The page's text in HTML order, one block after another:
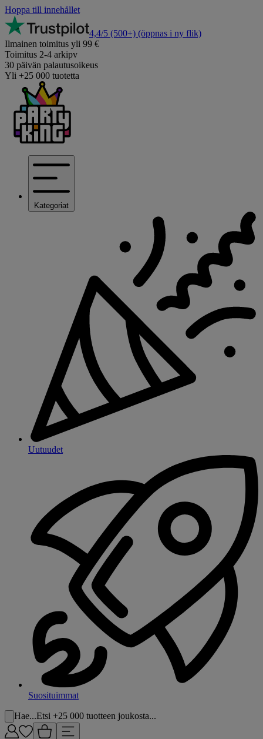
Hoppa till innehållet
4,4/5 (500+) (öppnas i ny flik)
Ilmainen toimitus yli 99 €
Toimitus 2-4 arkipv
30 päivän palautusoikeus
Yli +25 000 tuotetta
Kategoriat
Uutuudet
Suosituimmat
Hae...Etsi +25 000 tuotteen joukosta...